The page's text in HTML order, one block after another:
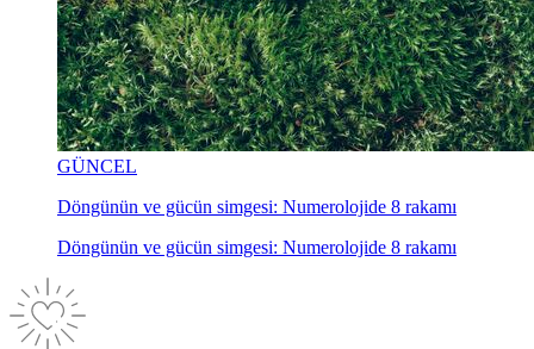
GÜNCEL
Döngünün ve gücün simgesi: Numerolojide 8 rakamı
Döngünün ve gücün simgesi: Numerolojide 8 rakamı